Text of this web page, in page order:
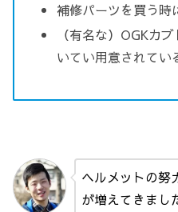
補修パーツを買う時
（有名な）OGKカ
いてい用意されてい
ヘルメットの努
が増えてきまし